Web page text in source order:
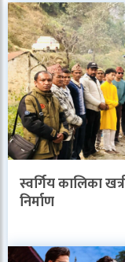
स्वर्गिय कालिका
निर्माण